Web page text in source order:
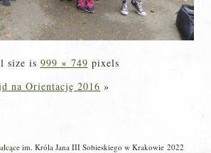
size is 999 × 749 pixels
na Orientację 2016 »
im. Króla Jana III Sobieskiego w Krakowie 2022